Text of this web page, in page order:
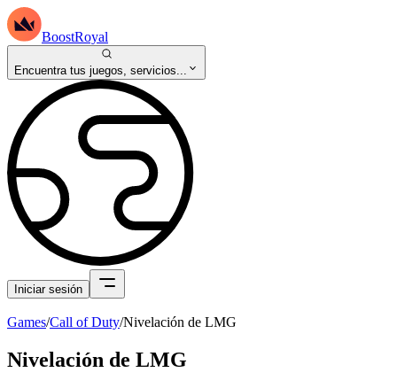
BoostRoyal
Encuentra tus juegos, servicios...
Iniciar sesión
Games/Call of Duty/Nivelación de LMG
Nivelación de LMG